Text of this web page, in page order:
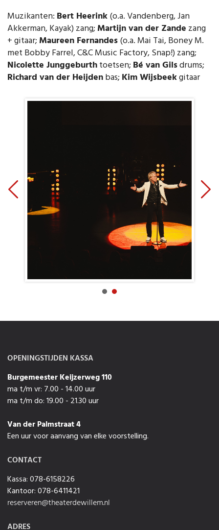
Muzikanten: Bert Heerink(o.a. Vandenberg, Jan
Akkerman, Kayak) zang; Martijn van der Zande zang
+ gitaar; Maureen Fernandes(o.a. Mai Tai, Boney M.
met Bobby Farrel, C&C Music Factory, Snap!) zang;
Nicolette Junggeburthtoetsen; Bé van Gilsdrums;
Richard van der Heijdenbas; Kim Wijsbeekgitaar
OPENINGSTIJDEN KASSA
Burgemeester Keijzerweg 110
ma t/m vr: 7.00 - 14.00 uur
ma t/m do: 19.00 - 21.30 uur
Van der Palmstraat 4
Een uur voor aanvang van elke voorstelling.
CONTACT
Kassa: 078-6158226
Kantoor: 078-6411421
reserveren@theaterdewillem.nl
ADRES